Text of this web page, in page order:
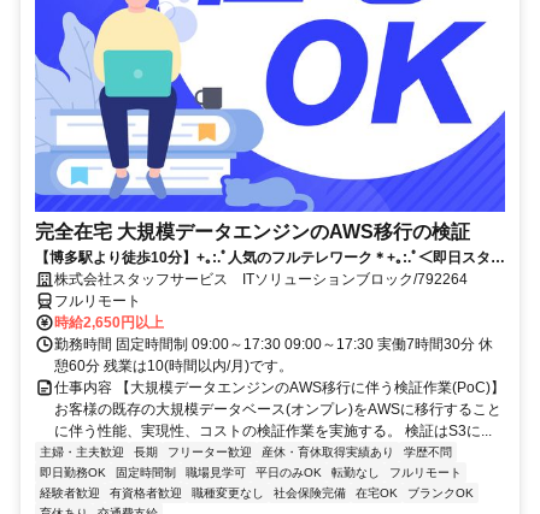
完全在宅 大規模データエンジンのAWS移行の検証
【博多駅より徒歩10分】+｡:.ﾟ人気のフルテレワーク＊+｡:.ﾟ＜即日スター
トのお仕事です！＞ご応募お待ちしております！！
株式会社スタッフサービス ITソリューションブロック/792264
フルリモート
時給2,650円以上
勤務時間 固定時間制 09:00～17:30 09:00～17:30 実働7時間30分 休
憩60分 残業は10(時間以内/月)です。
仕事内容 【大規模データエンジンのAWS移行に伴う検証作業(PoC)】
お客様の既存の大規模データベース(オンプレ)をAWSに移行すること
に伴う性能、実現性、コストの検証作業を実施する。 検証はS3に...
主婦・主夫歓迎 長期 フリーター歓迎 産休・育休取得実績あり
学歴不問
即日勤務OK
固定時間制 職場見学可 平日のみOK 転勤なし
フルリモート
経験者歓迎
有資格者歓迎 職種変更なし 社会保険完備 在宅OK
ブランクOK